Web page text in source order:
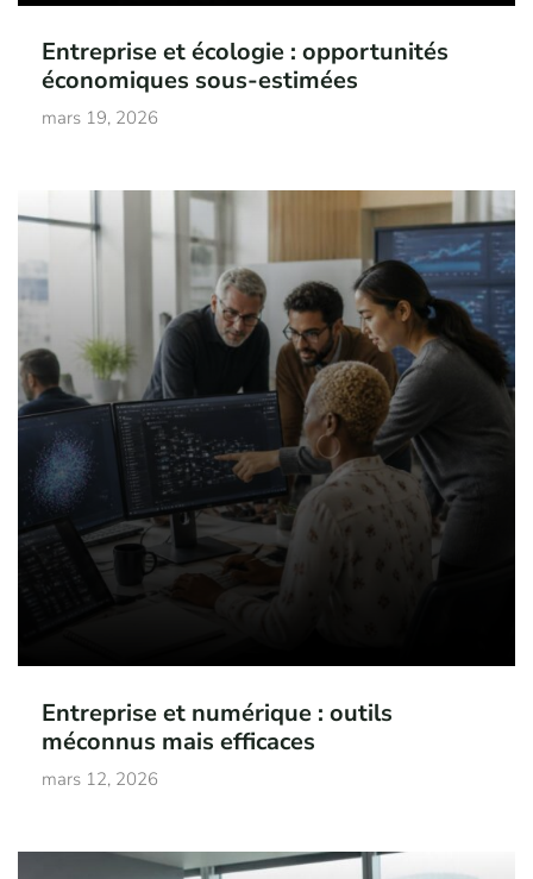
Entreprise et écologie : opportunités
économiques sous-estimées
mars 19, 2026
Entreprise et numérique : outils
méconnus mais efficaces
mars 12, 2026